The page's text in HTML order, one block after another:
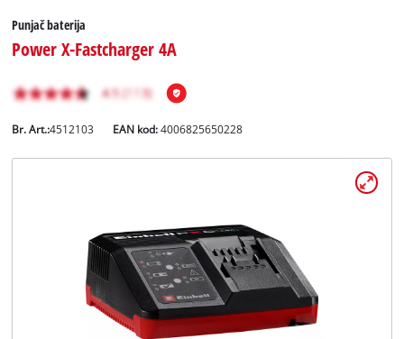
Hrvatski
Punjač baterija
Power X-Fastcharger 4A
Br. Art.:4512103 EAN kod:4006825650228